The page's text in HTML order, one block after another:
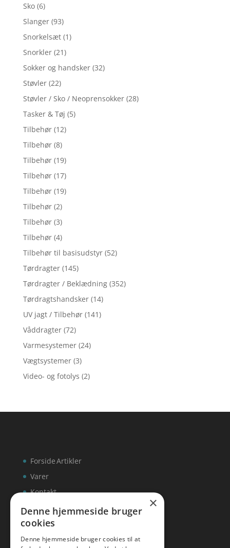
Sko (6)
Slanger (93)
Snorkelsæt (1)
Snorkler (21)
Sokker og handsker (32)
Støvler (22)
Støvler / Sko / Neoprensokker (28)
Tasker & Tøj (5)
Tilbehør (12)
Tilbehør (8)
Tilbehør (19)
Tilbehør (17)
Tilbehør (19)
Tilbehør (2)
Tilbehør (3)
Tilbehør (4)
Tilbehør til basisudstyr (52)
Tørdragter (145)
Tørdragter / Beklædning (352)
Tørdragtshandsker (14)
UV jagt / Tilbehør (141)
Våddragter (72)
Varmesystemer (24)
Vægtsystemer (3)
Video- og fotolys (2)
Forside
Varer
Kontakt
Artikler
inks
×
Denne hjemmeside bruger
cookies
Denne hjemmeside bruger cookies til at